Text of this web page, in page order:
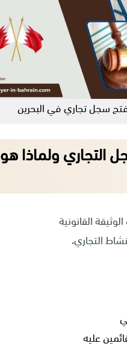
سجل تجاري في البحرين
التجاري ولماذا هو
القانونية
التجاري،
عليه